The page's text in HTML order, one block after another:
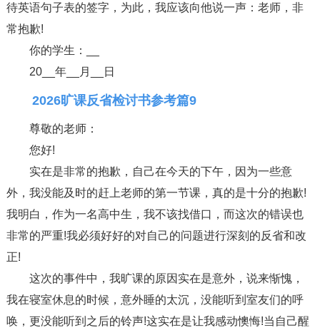
待英语句子表的签字，为此，我应该向他说一声：老师，非
常抱歉!
你的学生：__
20__年__月__日
2026旷课反省检讨书参考篇9
尊敬的老师：
您好!
实在是非常的抱歉，自己在今天的下午，因为一些意
外，我没能及时的赶上老师的第一节课，真的是十分的抱歉!
我明白，作为一名高中生，我不该找借口，而这次的错误也
非常的严重!我必须好好的对自己的问题进行深刻的反省和改
正!
这次的事件中，我旷课的原因实在是意外，说来惭愧，
我在寝室休息的时候，意外睡的太沉，没能听到室友们的呼
唤，更没能听到之后的铃声!这实在是让我感动懊悔!当自己醒